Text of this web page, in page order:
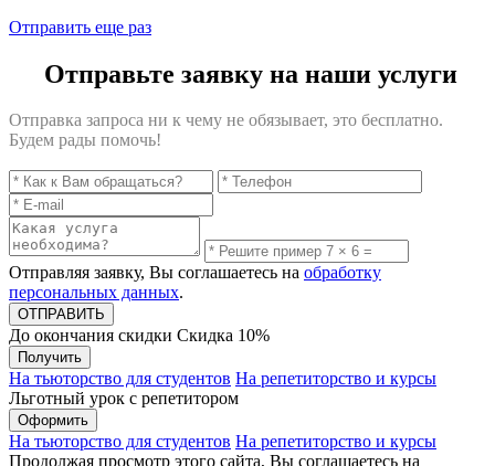
Отправить еще раз
Отправьте заявку на наши услуги
Отправка запроса ни к чему не обязывает, это бесплатно.
Будем рады помочь!
Отправляя заявку, Вы соглашаетесь на обработку
персональных данных.
До окончания скидки Скидка 10%
Получить
На тьюторство для студентов На репетиторство и курсы
Льготный урок с репетитором
Оформить
На тьюторство для студентов На репетиторство и курсы
Продолжая просмотр этого сайта, Вы соглашаетесь на